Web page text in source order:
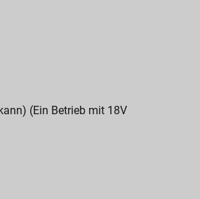
(Ein Betrieb mit 18V